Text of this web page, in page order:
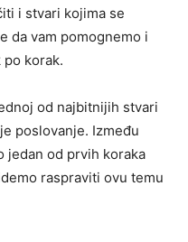
i stvari kojima se
da vam pomognemo i
korak.
od najbitnijih stvari
poslovanje. Između
jedan od prvih koraka
raspraviti ovu temu